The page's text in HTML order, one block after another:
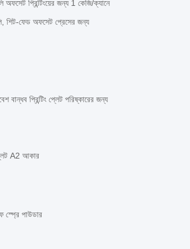
প্রিন্টিংয়ের জন্য 1 কেজি/ক্যানে
শিট-ফেড অফসেট প্রেসের জন্য
বান্ধব প্রিন্টিং প্লেট পরিষ্কারের জন্য
A2 আকার
স্প্রে পাউডার